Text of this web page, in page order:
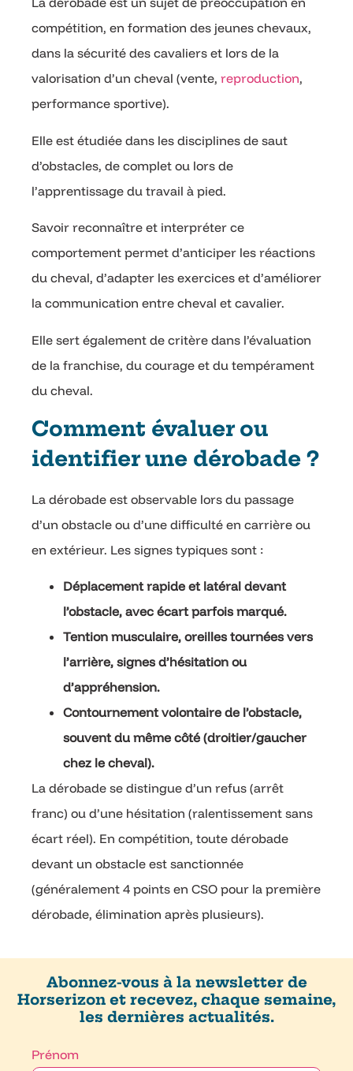
compétition, en formation des jeunes chevaux,
dans la sécurité des cavaliers et lors de la
valorisation d’un cheval (vente, reproduction,
performance sportive).
Elle est étudiée dans les disciplines de saut
d’obstacles, de complet ou lors de
l’apprentissage du travail à pied.
Savoir reconnaître et interpréter ce
comportement permet d’anticiper les réactions
du cheval, d’adapter les exercices et d’améliorer
la communication entre cheval et cavalier.
Elle sert également de critère dans l’évaluation
de la franchise, du courage et du tempérament
du cheval.
Comment évaluer ou
identifier une dérobade ?
La dérobade est observable lors du passage
d’un obstacle ou d’une difficulté en carrière ou
en extérieur. Les signes typiques sont :
Déplacement rapide et latéral devant
l’obstacle, avec écart parfois marqué.
Tention musculaire, oreilles tournées vers
l’arrière, signes d’hésitation ou
d’appréhension.
Contournement volontaire de l’obstacle,
souvent du même côté (droitier/gaucher
chez le cheval).
La dérobade se distingue d’un refus (arrêt
franc) ou d’une hésitation (ralentissement sans
écart réel). En compétition, toute dérobade
devant un obstacle est sanctionnée
(généralement 4 points en CSO pour la première
dérobade, élimination après plusieurs).
Abonnez-vous à la newsletter de
Horserizon et recevez, chaque semaine,
les dernières actualités.
Prénom